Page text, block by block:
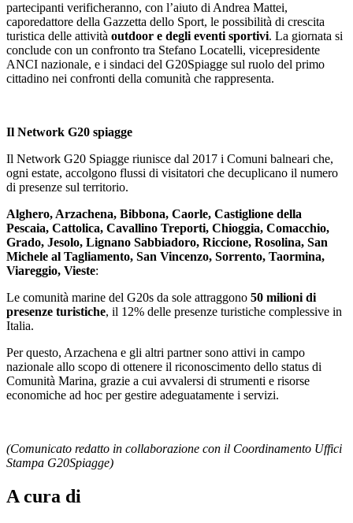
partecipanti verificheranno, con l’aiuto di Andrea Mattei,
caporedattore della Gazzetta dello Sport, le possibilità di crescita
turistica delle attività outdoor e degli eventi sportivi. La giornata si
conclude con un confronto tra Stefano Locatelli, vicepresidente
ANCI nazionale, e i sindaci del G20Spiagge sul ruolo del primo
cittadino nei confronti della comunità che rappresenta.
Il Network G20 spiagge
Il Network G20 Spiagge riunisce dal 2017 i Comuni balneari che,
ogni estate, accolgono flussi di visitatori che decuplicano il numero
di presenze sul territorio.
Alghero, Arzachena, Bibbona, Caorle, Castiglione della
Pescaia, Cattolica, Cavallino Treporti, Chioggia, Comacchio,
Grado, Jesolo, Lignano Sabbiadoro, Riccione, Rosolina, San
Michele al Tagliamento, San Vincenzo, Sorrento, Taormina,
Viareggio, Vieste:
Le comunità marine del G20s da sole attraggono 50 milioni di
presenze turistiche, il 12% delle presenze turistiche complessive in
Italia.
Per questo, Arzachena e gli altri partner sono attivi in campo
nazionale allo scopo di ottenere il riconoscimento dello status di
Comunità Marina, grazie a cui avvalersi di strumenti e risorse
economiche ad hoc per gestire adeguatamente i servizi.
(Comunicato redatto in collaborazione con il Coordinamento Uffici
Stampa G20Spiagge)
A cura di